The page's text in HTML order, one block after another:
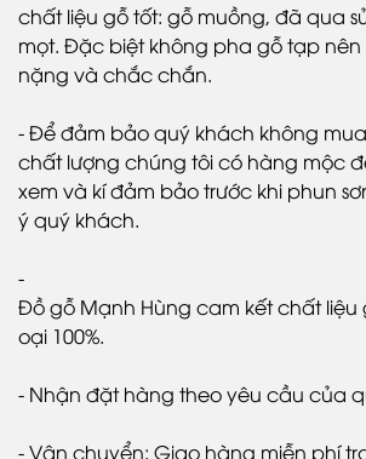
chất liệu gỗ tốt: gỗ muồng, đã qua
mọt. Đặc biệt không pha gỗ tạp nên
nặng và chắc chắn.
-Để đảm bảo quý khách không
chất lượng chúng tôi có hàng mộc
xem và kí đảm bảo trước khi phun
ý quý khách.
-
Đồ gỗ Mạnh Hùng cam kết chất
oại 100%.
- Nhận đặt hàng theo yêu cầu của
-Vận chuyển: Giao hàng miễn phí